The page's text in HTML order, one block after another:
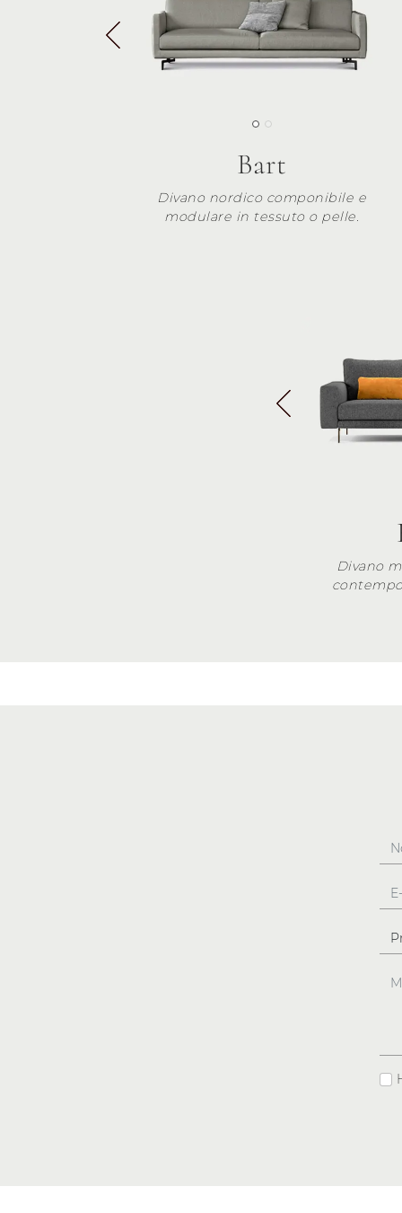
Bart
Divano nordico componibile e
modulare in tessuto o pelle.
Divano